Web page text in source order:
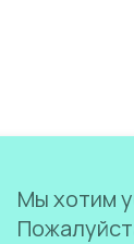
Мы хотим